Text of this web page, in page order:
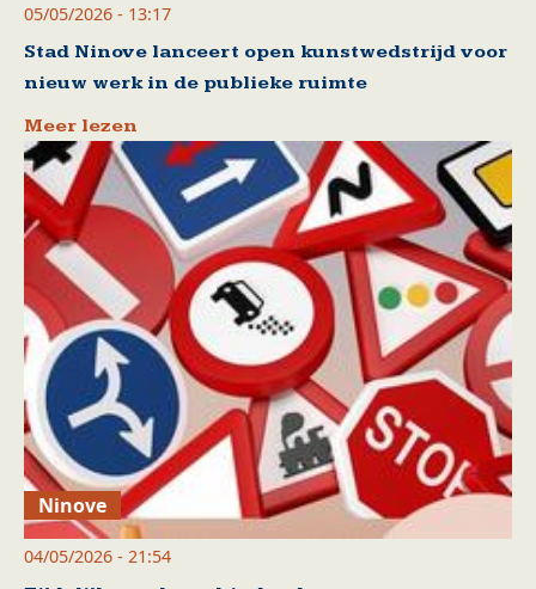
05/05/2026 - 13:17
Stad Ninove lanceert open kunstwedstrijd voor
nieuw werk in de publieke ruimte
Meer lezen
Ninove
04/05/2026 - 21:54